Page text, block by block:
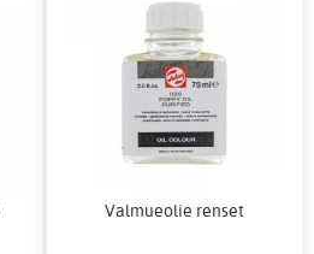
Valmueolie renset